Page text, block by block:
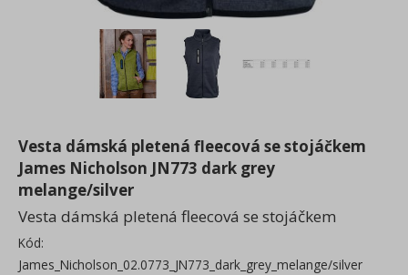
Froté, ručníky a osušky
Pracovní a bezpečnostní oblečení
Vesta dámská pletená fleecová se stojáčkem
James Nicholson JN773 dark grey
melange/silver
Vesta dámská pletená fleecová se stojáčkem
Kód:
James_Nicholson_02.0773_JN773_dark_grey_melange/silver